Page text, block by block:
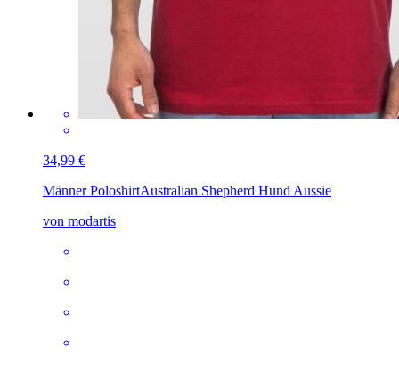
34,99 €
Männer PoloshirtAustralian Shepherd Hund Aussie
von modartis